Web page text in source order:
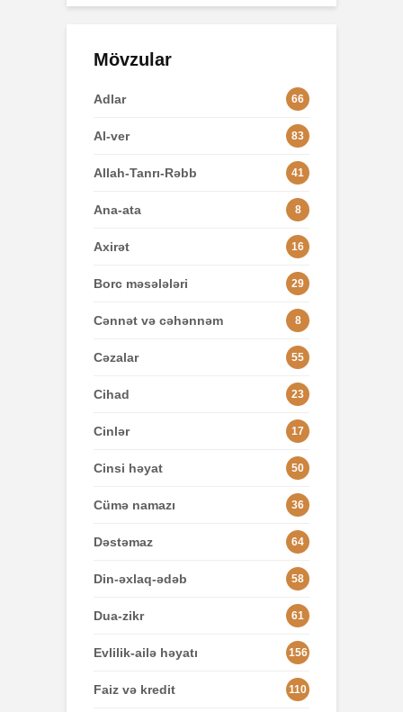
Mövzular
Adlar 66
Al-ver 83
Allah-Tanrı-Rəbb 41
Ana-ata 8
Axirət 16
Borc məsələləri 29
Cənnət və cəhənnəm 8
Cəzalar 55
Cihad 23
Cinlər 17
Cinsi həyat 50
Cümə namazı 36
Dəstəmaz 64
Din-əxlaq-ədəb 58
Dua-zikr 61
Evlilik-ailə həyatı 156
Faiz və kredit 110